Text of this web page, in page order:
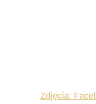
Zdjęcia: